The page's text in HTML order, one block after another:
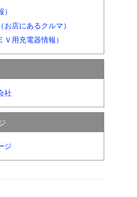
店にあるクルマ）
用充電器情報）
社
ジ